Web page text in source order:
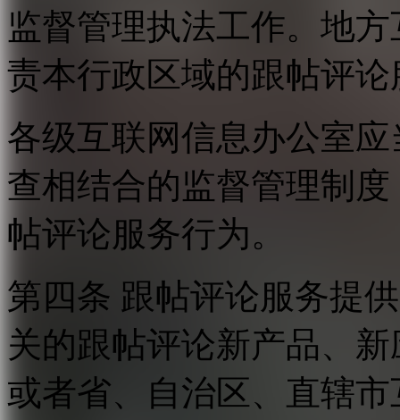
监督管理执法工作。地
责本行政区域的跟帖评
各级互联网信息办公室
查相结合的监督管理制
帖评论服务行为。
第四条 跟帖评论服务提
关的跟帖评论新产品、
或者省、自治区、直辖